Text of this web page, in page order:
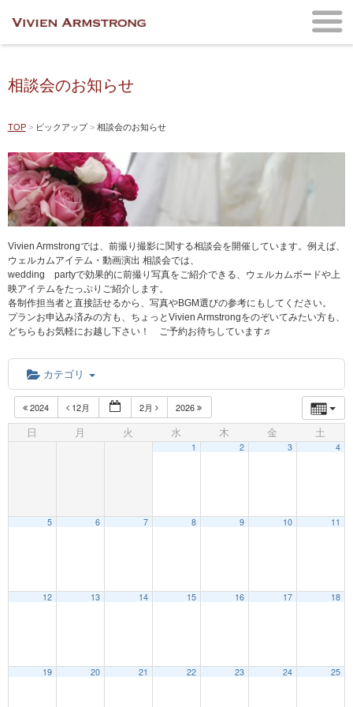
相談会のお知らせ
TOP ピックアップ 相談会のお知らせ
Vivien Armstrongでは、前撮り撮影に関する相談会を開催しています。例えば、
ウェルカムアイテム・動画演出 相談会では、
wedding partyで効果的に前撮り写真をご紹介できる、ウェルカムボードや上
映アイテムをたっぷりご紹介します。
各制作担当者と直接話せるから、写真やBGM選びの参考にもしてください。
プランお申込み済みの方も、ちょっとVivien Armstrongをのぞいてみたい方も、
どちらもお気軽にお越し下さい！ ご予約お待ちしています♬
カテゴリ
2024 12月 2月 2026
日 月 火 水 木 金 土
1 2 3 4
5 6 7 8 9 10 11
12 13 14 15 16 17 18
19 20 21 22 23 24 25